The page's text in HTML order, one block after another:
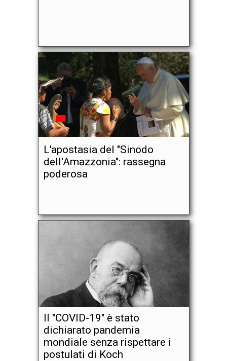
L'apostasia del "Sinodo
dell'Amazzonia": rassegna
poderosa
Il "COVID-19" è stato
dichiarato pandemia
mondiale senza rispettare i
postulati di Koch